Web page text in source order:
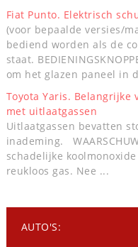
Fiat Punto. Elektrisch
(voor bepaalde versies/
bediend worden als de
staat.
om het glazen paneel in
Toyota Yaris. Belangrijke
met uitlaatgassen
Uitlaatgassen bevatten
inademing.
schadelijke
reukloos gas. Nee ...
AUTO'S: